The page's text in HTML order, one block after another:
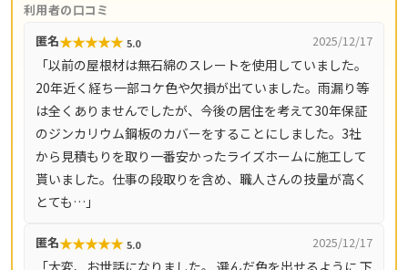
から内装リフォームまで、住まい全般に対応します。自社
一貫工事体制で中間マージンをカットし、高品質な施工を
適正価格で提供。現場調査は無料で、業界最長クラスの30
年保証も用意されています。川崎市（麻生区・多摩区・高
津区・宮前区・中原区）を中心に、横浜市青葉区・町田
市・稲城市・調布市・狛江市・府中市など幅広いエリアに
対応しています。
利用者の口コミ
匿名★★★★★ 5.0 2025/12/17
「以前の屋根材は無石綿のスレートを使用していました。
20年近く経ち一部コケ色や欠損が出ていました。雨漏り等
は全くありませんでしたが、今後の居住を考えて30年保証
のジンカリウム鋼板のカバーをすることにしました。3社
から見積もりを取り一番安かったライズホームに施工して
貰いました。仕事の段取りを含め、職人さんの技量が高く
とても…」
匿名★★★★★ 5.0 2025/12/17